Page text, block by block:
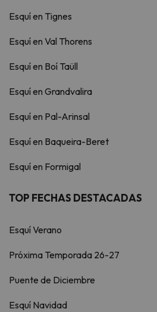
Esquí en Tignes
Esquí en Val Thorens
Esquí en Boí Taüll
Esquí en Grandvalira
Esquí en Pal-Arinsal
Esquí en Baqueira-Beret
Esquí en Formigal
TOP FECHAS DESTACADAS
Esquí Verano
Próxima Temporada 26-27
Puente de Diciembre
Esquí Navidad